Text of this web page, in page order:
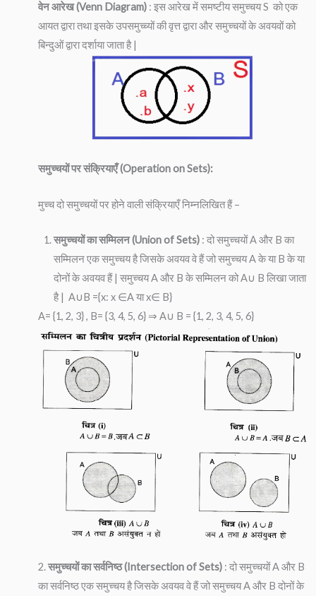
वेन आरेख (Venn Diagram): इस आरेख में समष्टीय समुच्चय S को एक
आयत द्वारा तथा इसके उपसमुच्च्यों की वृत्त द्वारा और समुच्चयों के अवयवों को
बिन्दुओं द्वारा दर्शाया जाता है |
समुच्चयों पर संक्रियाएँ (Operation on Sets):
मुच्च दो समुच्चयों पर होने वाली संक्रियाएँ निम्नलिखित हैं –
समुच्चयों का सम्मिलन (Union of Sets): दो समुच्चयों A और B का
सम्मिलन एक समुच्चय है जिसके अवयव वे हैं जो समुच्चय A के या B के या
दोनों के अवयव हैं | समुच्चय A और B के सम्मिलन को A∪ B लिखा जाता
है | A∪B ={x: x ∈A या x∈ B}
A= {1, 2, 3} , B= {3, 4, 5, 6} ⇒ A∪ B = {1, 2, 3, 4, 5, 6}
2.समुच्चयों का सर्वनिष्ठ (Intersection of Sets): दो समुच्चयों A और B
का सर्वनिष्ठ एक समुच्चय है जिसके अवयव वे हैं जो समुच्चय A और B दोनों के